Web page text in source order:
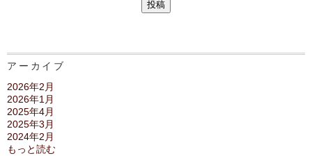
アーカイブ
2026年2月
2026年1月
2025年4月
2025年3月
2024年2月
もっと読む